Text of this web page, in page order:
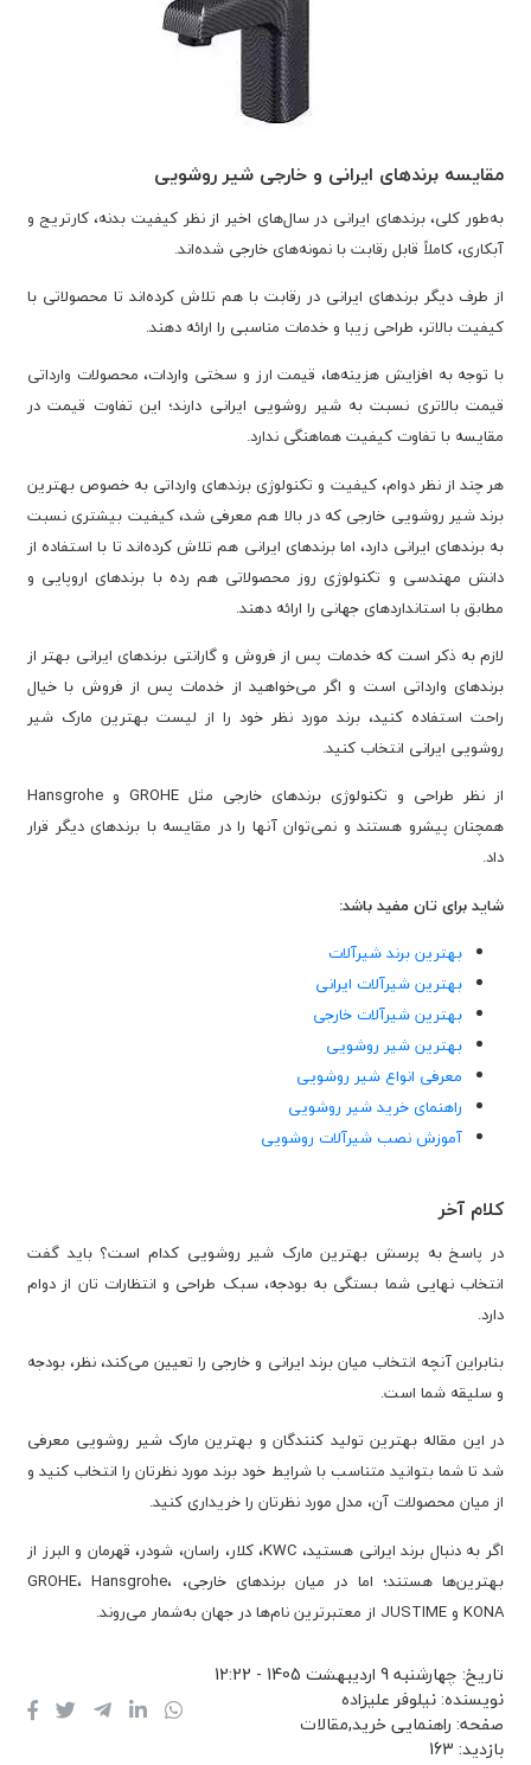
مقایسه برندهای ایرانی و خارجی شیر روشویی
به‌طور کلی، برندهای ایرانی در سال‌های اخیر از نظر کیفیت بدنه، کارتریج و
آبکاری، کاملاً قابل رقابت با نمونه‌های خارجی شده‌اند.
از طرف دیگر برندهای ایرانی در رقابت با هم تلاش کرده‌اند تا محصولاتی با
کیفیت بالاتر، طراحی زیبا و خدمات مناسبی را ارائه دهند.
با توجه به افزایش هزینه‌ها، قیمت ارز و سختی واردات، محصولات وارداتی
قیمت بالاتری نسبت به شیر روشویی ایرانی دارند؛ این تفاوت قیمت در
مقایسه با تفاوت کیفیت هماهنگی ندارد.
هر چند از نظر دوام، کیفیت و تکنولوژی برندهای وارداتی به خصوص بهترین
برند شیر روشویی خارجی که در بالا هم معرفی شد، کیفیت بیشتری نسبت
به برندهای ایرانی دارد، اما برندهای ایرانی هم تلاش کرده‌اند تا با استفاده از
دانش مهندسی و تکنولوژی روز محصولاتی هم رده با برندهای اروپایی و
مطابق با استانداردهای جهانی را ارائه دهند.
لازم به ذکر است که خدمات پس از فروش و گارانتی برندهای ایرانی بهتر از
برندهای وارداتی است و اگر می‌خواهید از خدمات پس از فروش با خیال
راحت استفاده کنید، برند مورد نظر خود را از لیست بهترین مارک شیر
روشویی ایرانی انتخاب کنید.
از نظر طراحی و تکنولوژی برندهای خارجی مثل GROHE و Hansgrohe
همچنان پیشرو هستند و نمی‌توان آنها را در مقایسه با برندهای دیگر قرار
داد.
شاید برای تان مفید باشد:
بهترین برند شیرآلات
بهترین شیرآلات ایرانی
بهترین شیرآلات خارجی
بهترین شیر روشویی
معرفی انواع شیر روشویی
راهنمای خرید شیر روشویی
آموزش نصب شیرآلات روشویی
کلام آخر
در پاسخ به پرسش بهترین مارک شیر روشویی کدام است؟ باید گفت
انتخاب نهایی شما بستگی به بودجه، سبک طراحی و انتظارات تان از دوام
دارد.
بنابراین آنچه انتخاب میان برند ایرانی و خارجی را تعیین می‌کند، نظر، بودجه
و سلیقه شما است.
در این مقاله بهترین تولید کنندگان و بهترین مارک شیر روشویی معرفی
شد تا شما بتوانید متناسب با شرایط خود برند مورد نظرتان را انتخاب کنید و
از میان محصولات آن، مدل مورد نظرتان را خریداری کنید.
اگر به دنبال برند ایرانی هستید، KWC، کلار، راسان، شودر، قهرمان و البرز از
بهترین‌ها هستند؛ اما در میان برندهای خارجی، GROHE، Hansgrohe،
KONA و JUSTIME از معتبرترین نام‌ها در جهان به‌شمار می‌روند.
تاریخ: چهارشنبه 9 اردیبهشت 1405 - 12:22
نویسنده:نیلوفر علیزاده
صفحه: راهنمایی خرید,مقالات
بازدید: 163